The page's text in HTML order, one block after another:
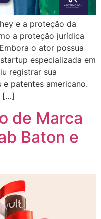
e a proteção da
a proteção jurídica
o ator possua
especializada em
registrar sua
patentes americano.
[…]
de Marca
Baton e